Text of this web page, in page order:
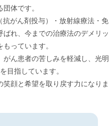
体です。
ん剤投与）・放射線療法・免
れ、今までの治療法のデメリッ
もっています。
ん患者の苦しみを軽減し、光明
目指しています。
顔と希望を取り戻す力になりま